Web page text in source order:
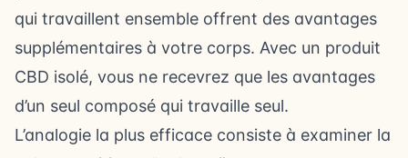
qui travaillent ensemble offrent des avantages
supplémentaires à votre corps. Avec un produit
CBD isolé, vous ne recevrez que les avantages
d’un seul composé qui travaille seul.
L’analogie la plus efficace consiste à examiner la